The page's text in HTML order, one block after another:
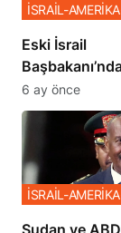
Eski İsrail
Netanyahu’ya
Sözler
İSRAİL-
6 ay önce
Sudan ve
İSRAİL-